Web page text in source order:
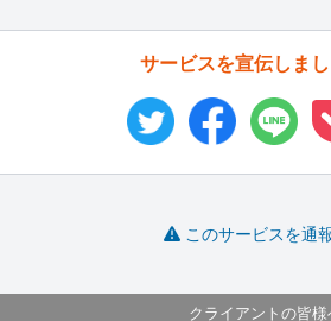
サービスを宣伝しまし
このサービスを通
クライアントの皆様